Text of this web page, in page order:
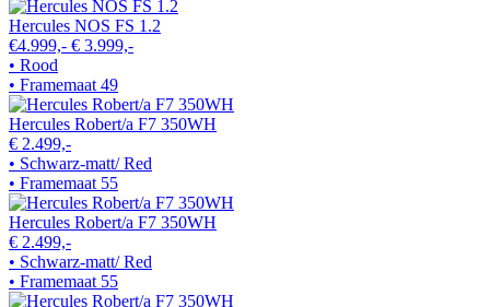
Hercules NOS FS 1.2
€4.999,- € 3.999,-
• Rood
• Framemaat 49
Hercules Robert/a F7 350WH
€ 2.499,-
• Schwarz-matt/ Red
• Framemaat 55
Hercules Robert/a F7 350WH
€ 2.499,-
• Schwarz-matt/ Red
• Framemaat 55